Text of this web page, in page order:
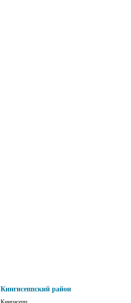
Кингисеппский район